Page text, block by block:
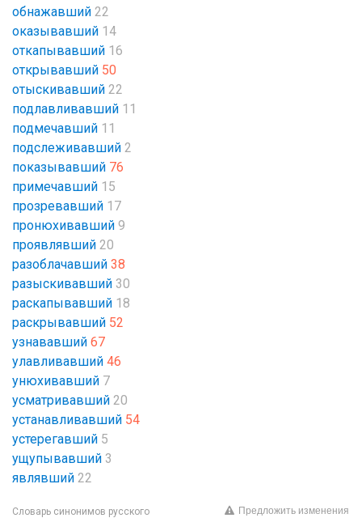
обнажавший 22
оказывавший 14
откапывавший 16
открывавший 50
отыскивавший 22
подлавливавший 11
подмечавший 11
подслеживавший 2
показывавший 76
примечавший 15
прозревавший 17
пронюхивавший 9
проявлявший 20
разоблачавший 38
разыскивавший 30
раскапывавший 18
раскрывавший 52
узнававший 67
улавливавший 46
унюхивавший 7
усматривавший 20
устанавливавший 54
устерегавший 5
ущупывавший 3
являвший 22
Словарь синонимов русского
Предложить изменения